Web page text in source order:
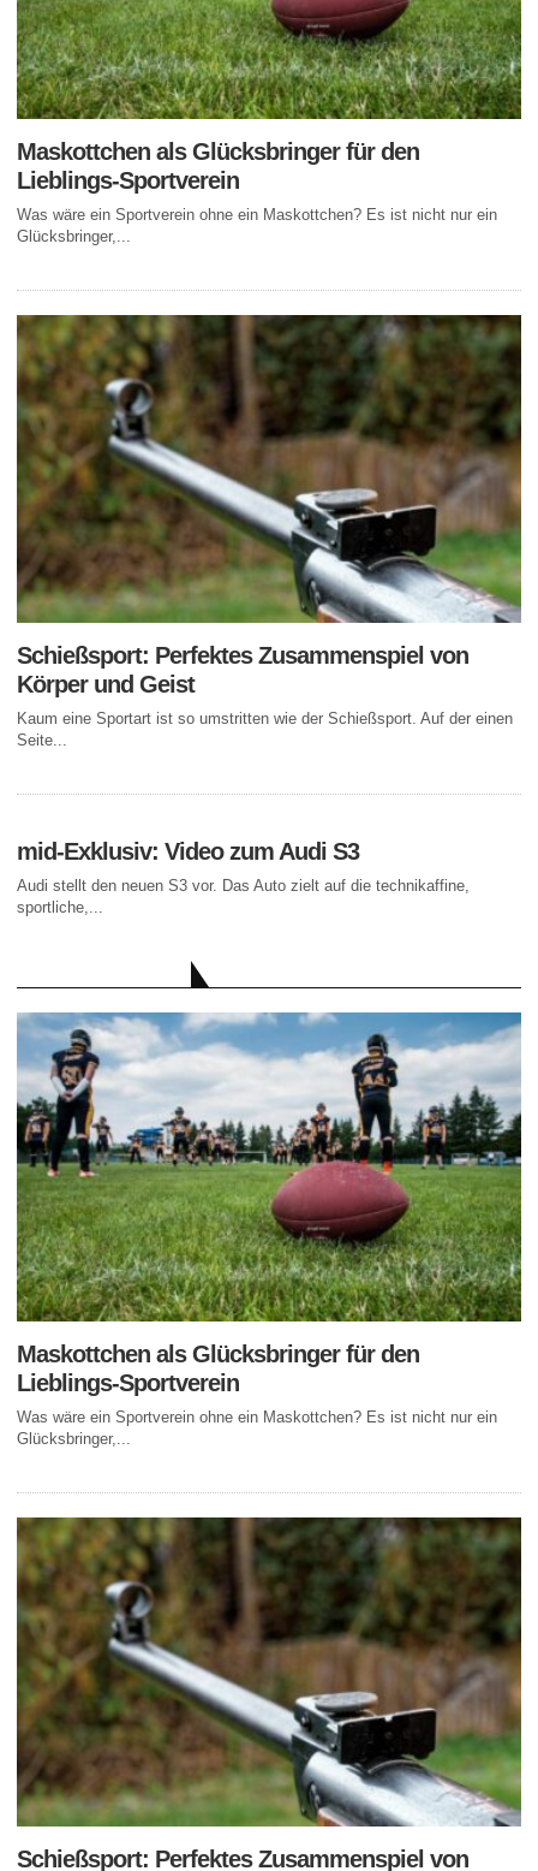
Maskottchen als Glücksbringer für den
Lieblings-Sportverein
Was wäre ein Sportverein ohne ein Maskottchen? Es ist nicht nur ein
Glücksbringer,...
Schießsport: Perfektes Zusammenspiel von
Körper und Geist
Kaum eine Sportart ist so umstritten wie der Schießsport. Auf der einen
Seite...
mid-Exklusiv: Video zum Audi S3
Audi stellt den neuen S3 vor. Das Auto zielt auf die technikaffine,
sportliche,...
Maskottchen als Glücksbringer für den
Lieblings-Sportverein
Was wäre ein Sportverein ohne ein Maskottchen? Es ist nicht nur ein
Glücksbringer,...
Schießsport: Perfektes Zusammenspiel von